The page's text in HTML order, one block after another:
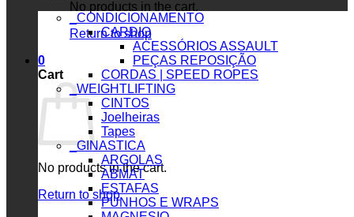
No products in the cart.
Return to shop
0
Cart
No products in the cart.
Return to shop
_CONDICIONAMENTO
CARDIO
ACESSÓRIOS ASSAULT
PEÇAS REPOSIÇÃO
CORDAS | SPEED ROPES
_WEIGHTLIFTING
CINTOS
Joelheiras
Tapes
_GINASTICA
ARGOLAS
ABMAT
ESTAFAS
PUNHOS E WRAPS